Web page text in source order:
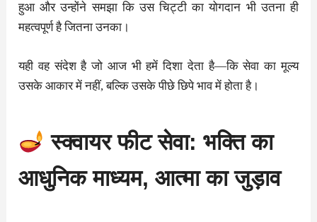
हुआ और उन्होंने समझा कि उस चिट्टी का योगदान भी उतना ही
महत्वपूर्ण है जितना उनका।
यही वह संदेश है जो आज भी हमें दिशा देता है—कि सेवा का मूल्य
उसके आकार में नहीं, बल्कि उसके पीछे छिपे भाव में होता है।
स्क्वायर फीट सेवा: भक्ति का
आधुनिक माध्यम, आत्मा का जुड़ाव